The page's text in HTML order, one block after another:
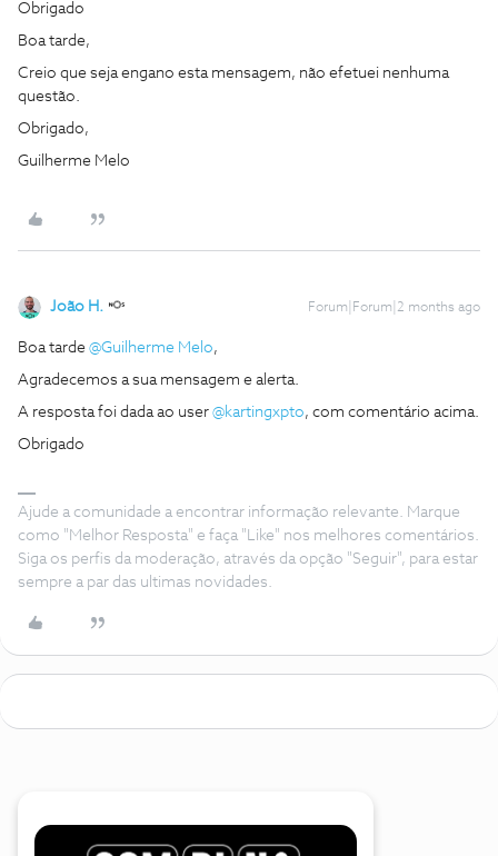
Obrigado
Boa tarde,
Creio que seja engano esta mensagem, não efetuei nenhuma
questão.
Obrigado,
Guilherme Melo
João H. Forum|Forum|2 months ago
Boa tarde ​ @Guilherme Melo,
Agradecemos a sua mensagem e alerta.
A resposta foi dada ao user ​ @kartingxpto, com comentário acima.
Obrigado
Ajude a comunidade a encontrar informação relevante. Marque
como "Melhor Resposta" e faça "Like" nos melhores comentários.
Siga os perfis da moderação, através da opção "Seguir", para estar
sempre a par das ultimas novidades.